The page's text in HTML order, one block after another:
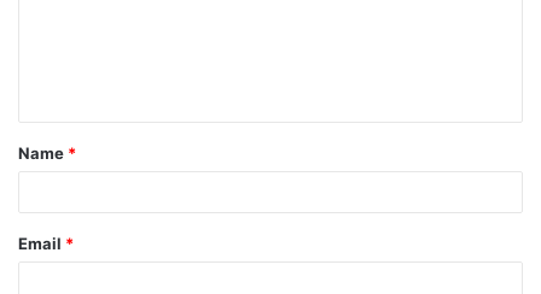
Name *
Email *